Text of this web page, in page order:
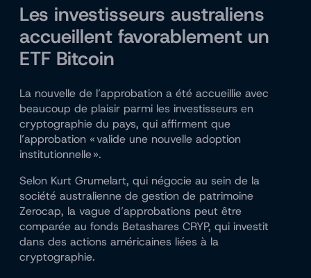
Les investisseurs australiens
accueillent favorablement un
ETF Bitcoin
La nouvelle de l’approbation a été accueillie avec
beaucoup de plaisir parmi les investisseurs en
cryptographie du pays, qui affirment que
l’approbation « valide une nouvelle adoption
institutionnelle ».
Selon Kurt Grumelart, qui négocie au sein de la
société australienne de gestion de patrimoine
Zerocap, la vague d’approbations peut être
comparée au fonds Betashares CRYP, qui investit
dans des actions américaines liées à la
cryptographie.